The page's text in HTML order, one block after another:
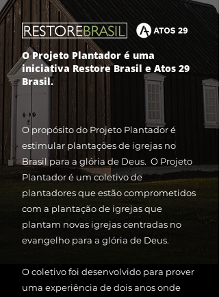
O Projeto Plantador é uma
iniciativa Restore Brasil e Atos 29
Brasil.
O propósito do Projeto Plantador é
estimular plantações de igrejas no
Brasil para a glória de Deus. O Projeto
Plantador é um coletivo de
plantadores que estão comprometidos
com a plantação de igrejas que
plantam novas igrejas centradas no
evangelho para a glória de Deus.
O coletivo foi desenvolvido para prover
uma experiência de dois anos onde